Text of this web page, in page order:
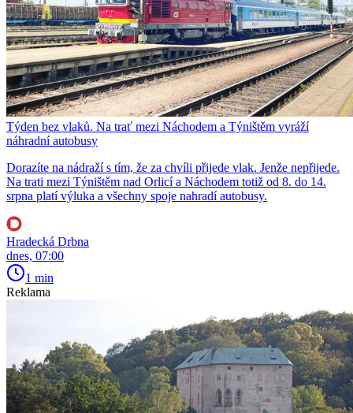
Týden bez vlaků. Na trať mezi Náchodem a Týništěm vyráží
náhradní autobusy
Dorazíte na nádraží s tím, že za chvíli přijede vlak. Jenže nepřijede.
Na trati mezi Týništěm nad Orlicí a Náchodem totiž od 8. do 14.
srpna platí výluka a všechny spoje nahradí autobusy.
Hradecká Drbna
dnes, 07:00
1 min
Reklama